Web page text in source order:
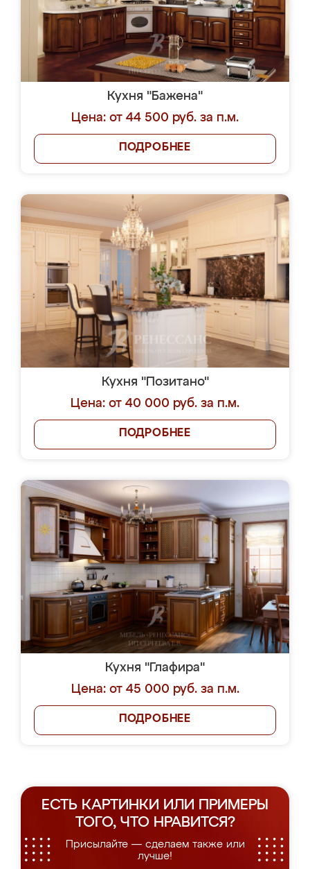
Кухня "Бажена"
Цена: от 44 500 руб. за п.м.
ПОДРОБНЕЕ
Кухня "Позитано"
Цена: от 40 000 руб. за п.м.
ПОДРОБНЕЕ
Кухня "Глафира"
Цена: от 45 000 руб. за п.м.
ПОДРОБНЕЕ
ЕСТЬ КАРТИНКИ ИЛИ ПРИМЕРЫ
ТОГО, ЧТО НРАВИТСЯ?
Присылайте — сделаем также или
лучше!